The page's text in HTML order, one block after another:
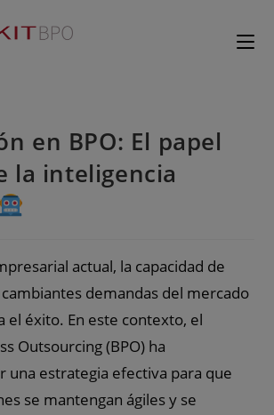
en BPO: El papel
la inteligencia
actual, la capacidad de
demandas del mercado
el éxito. En este contexto, el
Outsourcing (BPO) ha
una estrategia efectiva para que
se mantengan ágiles y se